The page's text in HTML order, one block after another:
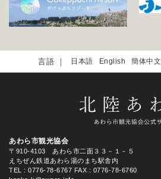
日本語 English 簡体中文
あわら市観光協会
〒910-4103 あわら市二面３３－１－５
えちぜん鉄道あわら湯のまち駅舎内
TEL
: 0776-78-6767 FAX : 0776-78-6760